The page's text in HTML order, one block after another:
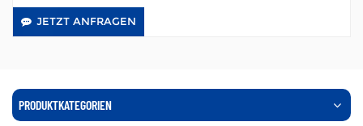
JETZT ANFRAGEN
PRODUKTKATEGORIEN